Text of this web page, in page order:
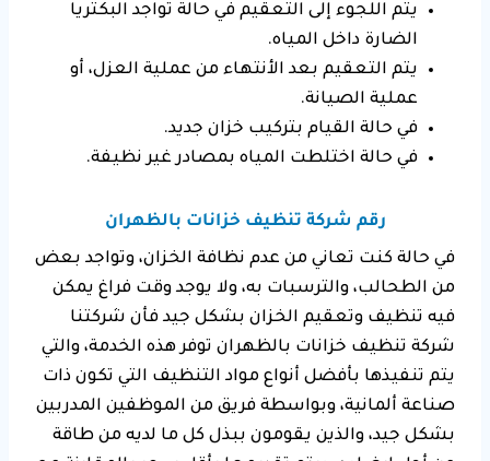
يتم اللجوء إلى التعقيم في حالة تواجد البكتريا
الضارة داخل المياه.
يتم التعقيم بعد الأنتهاء من عملية العزل، أو
عملية الصيانة.
في حالة القيام بتركيب خزان جديد.
في حالة اختلطت المياه بمصادر غير نظيفة.
رقم شركة تنظيف خزانات بالظهران
في حالة كنت تعاني من عدم نظافة الخزان، وتواجد بعض
من الطحالب، والترسبات به، ولا يوجد وقت فراغ يمكن
فيه تنظيف وتعقيم الخزان بشكل جيد فأن شركتنا
شركة تنظيف خزانات بالظهران توفر هذه الخدمة، والتي
يتم تنفيذها بأفضل أنواع مواد التنظيف التي تكون ذات
صناعة ألمانية، وبواسطة فريق من الموظفين المدربين
بشكل جيد، والذين يقومون ببذل كل ما لديه من طاقة